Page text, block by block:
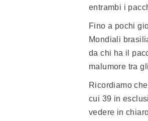
entrambi i
Fino a pochi
Mondiali
da chi ha il
malumore tra
Ricordiamo
cui 39 in
vedere in